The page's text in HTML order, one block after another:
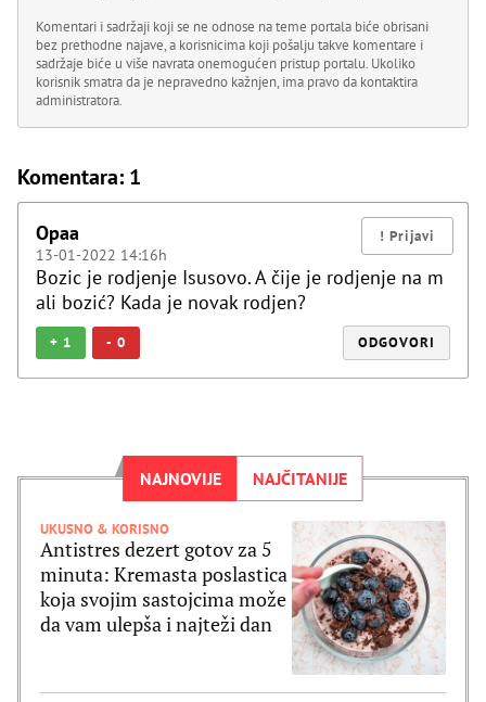
Komentari i sadržaji koji se ne odnose na teme portala biće obrisani
bez prethodne najave, a korisnicima koji pošalju takve komentare i
sadržaje biće u više navrata onemogućen pristup portalu. Ukoliko
korisnik smatra da je nepravedno kažnjen, ima pravo da kontaktira
administratora.
Komentara: 1
Opaa
13-01-2022 14:16h
Bozic je rodjenje Isusovo. A čije je rodjenje na m
ali bozić? Kada je novak rodjen?
+ 1 - 0 ODGOVORI
NAJNOVIJE NAJČITANIJE
UKUSNO & KORISNO
Antistres dezert gotov za 5
minuta: Kremasta poslastica
koja svojim sastojcima može
da vam ulepša i najteži dan